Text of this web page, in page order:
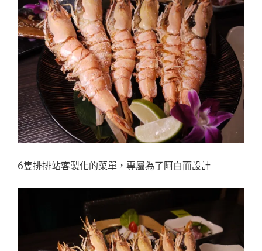
6隻排排站客製化的菜單，專屬為了阿白而設計